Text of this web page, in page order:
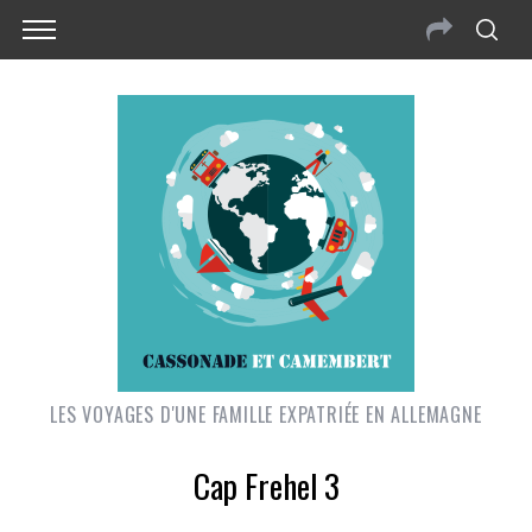
LES VOYAGES D'UNE FAMILLE EXPATRIÉE EN ALLEMAGNE
Cap Frehel 3